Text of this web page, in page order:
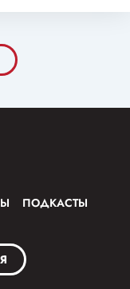
ПОДКАСТЫ